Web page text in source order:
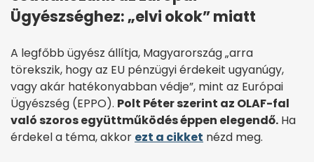
Ügyészséghez: „elvi okok” miatt
A legfőbb ügyész állítja, Magyarország „arra
törekszik, hogy az EU pénzügyi érdekeit ugyanúgy,
vagy akár hatékonyabban védje”, mint az Európai
Ügyészség (EPPO). Polt Péter szerint az OLAF-fal
való szoros együttműködés éppen elegendő. Ha
érdekel a téma, akkor ezt a cikket nézd meg.